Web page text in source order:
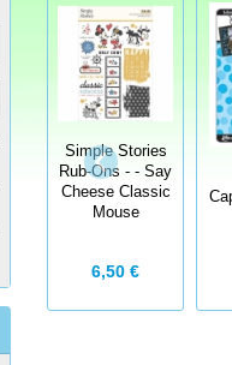
Simple Stories
Rub-Ons - - Say
Cheese Classic
Mouse
6,50 €